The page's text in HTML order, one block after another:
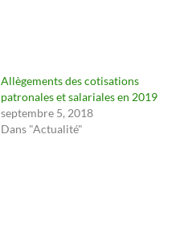
Allègements des cotisations
patronales et salariales en 2019
septembre 5, 2018
Dans "Actualité"